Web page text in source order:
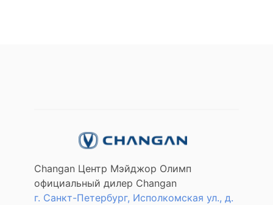
Changan Центр Мэйджор Олимп
официальный дилер Changan
г. Санкт-Петербург, Исполкомская ул., д.